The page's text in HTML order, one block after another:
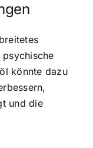
könnte dazu
und die